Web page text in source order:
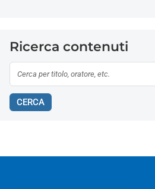
Ricerca contenuti
CERCA